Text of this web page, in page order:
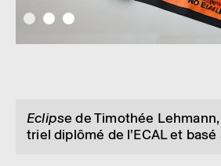
Eclipse de Timo­­thée
triel diplômé de l’ECAL et basé